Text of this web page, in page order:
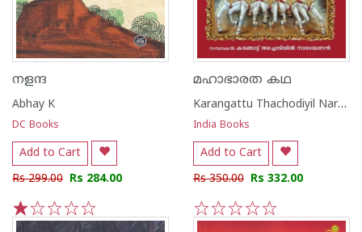
നളന്ദ
Abhay K
DC Books
Add to Cart
Rs 299.00 Rs 284.00
5
4
3
2
1
മഹാഭാരത കഥ
Karangattu Thachodiyil Narayanan
India Books
Add to Cart
Rs 350.00 Rs 332.00
5
4
3
2
1